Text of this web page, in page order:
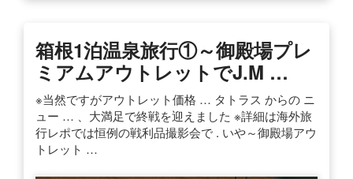
箱根1泊温泉旅行①～御殿場プレ
ミアムアウトレットでJ.M …
※当然ですがアウトレット価格 … タトラス からの ニ
ュー … 、大満足で終戦を迎えました ※詳細は海外旅
行レポでは恒例の戦利品撮影会で . いや～御殿場アウ
トレット …